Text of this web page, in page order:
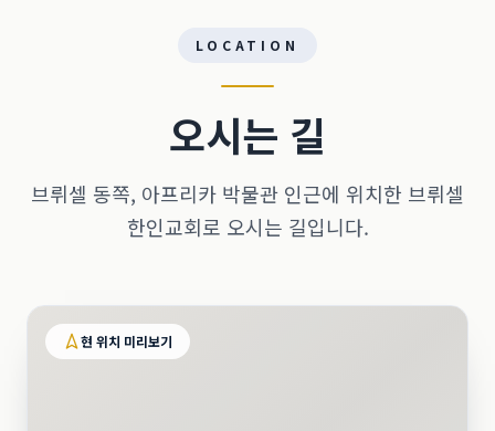
LOCATION
오시는 길
브뤼셀 동쪽, 아프리카 박물관 인근에 위치한 브뤼셀
한인교회로 오시는 길입니다.
현 위치 미리보기